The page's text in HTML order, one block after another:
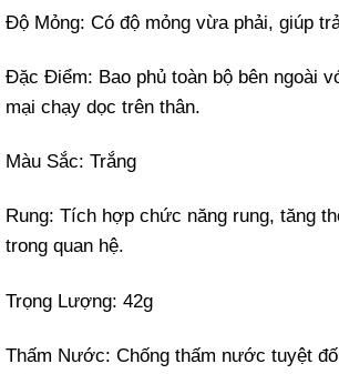
Độ Mỏng: Có độ mỏng vừa phải, giúp
Đặc Điểm: Bao phủ toàn bộ bên ngoài
mại chạy dọc trên thân.
Màu Sắc: Trắng
Rung: Tích hợp chức năng rung, tăng
trong quan hệ.
Trọng Lượng: 42g
Thấm Nước: Chống thấm nước tuyệt